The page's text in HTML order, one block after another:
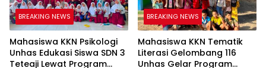
BREAKING NEWS
Mahasiswa KKN Psikologi
Unhas Edukasi Siswa SDN 3
Teteaji Lewat Program
BREAKING NEWS
Mahasiswa KKN Tematik
Literasi Gelombang 116
Unhas Gelar Program